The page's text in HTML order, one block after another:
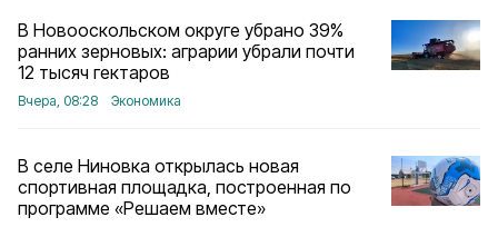
В Новооскольском округе убрано 39%
ранних зерновых: аграрии убрали почти
12 тысяч гектаров
Вчера, 08:28 Экономика
В селе Ниновка открылась новая
спортивная площадка, построенная по
программе «Решаем вместе»